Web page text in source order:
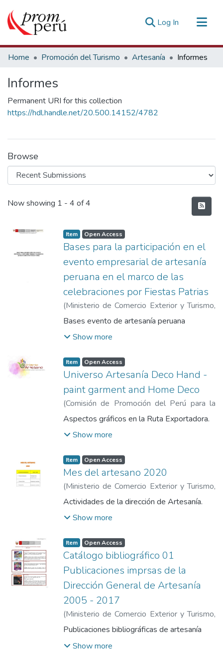
Log In (current)
Communities & Collections
Statistics
Estadísticas Externas
Home Promoción del Turismo Artesanía Informes
Informes
Permanent URI for this collection
https://hdl.handle.net/20.500.14152/4782
Browse
Recent Submissions
Now showing 1 - 4 of 4
Item Open Access
Bases para la participación en el
evento empresarial de artesanía
peruana en el marco de las
celebraciones por Fiestas Patrias
(Ministerio de Comercio Exterior y Turismo,
2021)Ministerio de Comercio Exterior y
Bases evento de artesanía peruana
Show more
Item Open Access
Universo Artesanía Deco Hand -
paint garment and Home Deco
(Comisión de Promoción del Perú para la
Exportación y el Turismo,2019)Comisión
y el Turismo
Aspectos gráficos en la Ruta Exportadora.
Show more
Item Open Access
Mes del artesano 2020
(Ministerio de Comercio Exterior y Turismo,
2020)Ministerio de Comercio Exterior y
Actividades de la dirección de Artesanía.
Show more
Item Open Access
Catálogo bibliográfico 01
Publicaciones imprsas de la
Dirección General de Artesanía
2005 - 2017
(Ministerio de Comercio Exterior y Turismo,
2017)Ministerio de Comercio Exterior y
Publicaciones bibliográficas de artesanía
Show more